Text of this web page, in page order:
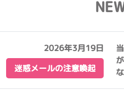
2026年3月19日
迷惑メールの注意喚起